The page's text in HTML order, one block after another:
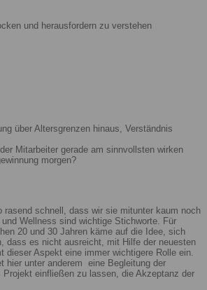
und herausfordern zu verstehen
über Altersgrenzen hinaus, Verständnis
Mitarbeiter gerade am sinnvollsten wirken
morgen?
rasend schnell, dass wir sie mitunter kaum noch
Wellness sind wichtige Stichworte. Für
20 und 30 Jahren käme auf die Idee, sich
dass es nicht ausreicht, mit Hilfe der neuesten
dieser Aspekt eine immer wichtigere Rolle ein.
hier unter anderem eine Begleitung der
einfließen zu lassen, die Akzeptanz der